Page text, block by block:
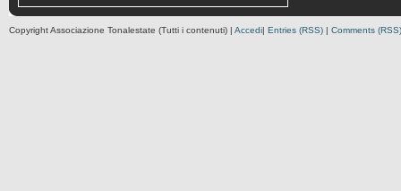
Copyright Associazione Tonalestate (Tutti i contenuti) | Accedi| Entries (RSS) | Comments (RSS)